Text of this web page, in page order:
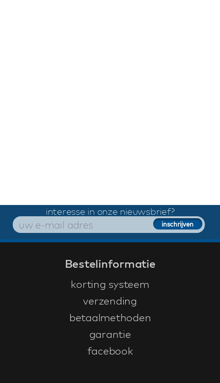
interesse in onze nieuwsbrief?
Bestelinformatie
korting systeem
verzending
betaalmethoden
garantie
facebook